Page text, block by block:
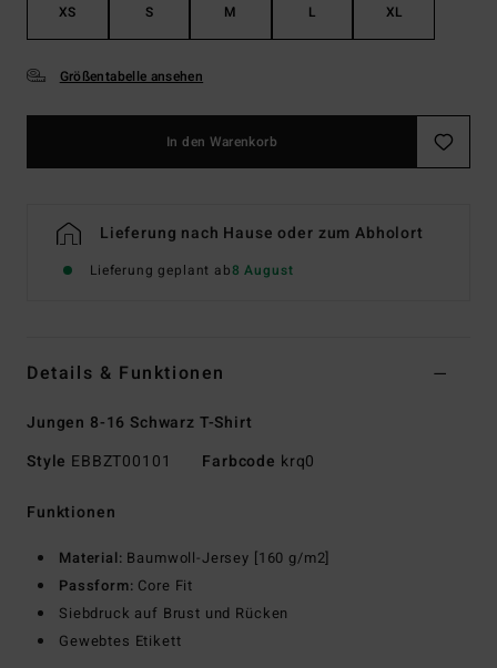
XS S M L XL
Größentabelle ansehen
In den Warenkorb
Lieferung nach Hause oder zum Abholort
Lieferung geplant ab8 August
Details & Funktionen
Jungen 8-16 Schwarz T-Shirt
Style EBBZT00101 Farbcode krq0
Funktionen
Material: Baumwoll-Jersey [160 g/m2]
Passform: Core Fit
Siebdruck auf Brust und Rücken
Gewebtes Etikett